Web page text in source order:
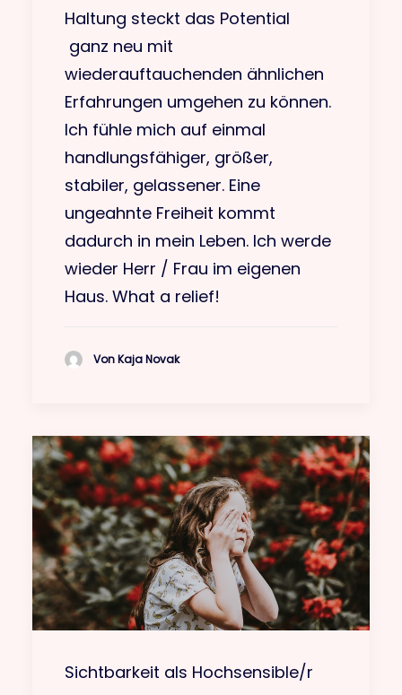
Haltung steckt das Potential
ganz neu mit
wiederauftauchenden ähnlichen
Erfahrungen umgehen zu können.
Ich fühle mich auf einmal
handlungsfähiger, größer,
stabiler, gelassener. Eine
ungeahnte Freiheit kommt
dadurch in mein Leben. Ich werde
wieder Herr / Frau im eigenen
Haus. What a relief!
Von Kaja Novak
Sichtbarkeit als Hochsensible/r